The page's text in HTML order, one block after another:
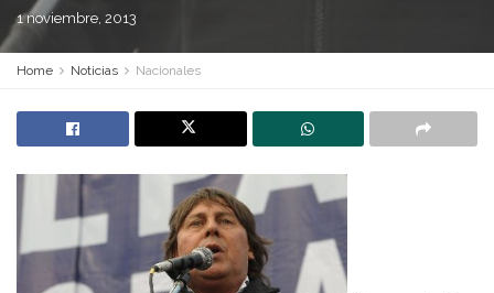
1 noviembre, 2013
Home Noticias Nacionales